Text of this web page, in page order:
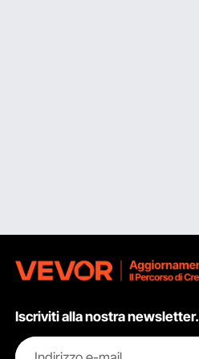
Iscriviti alla nostra newsletter.